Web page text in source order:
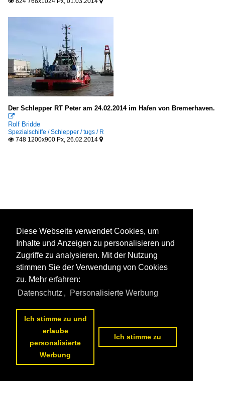
Der Schlepper RT Peter am 24.02.2014 im Hafen von Bremerhaven.

Rolf Bridde
Spezialschiffe / Schlepper / tugs / R
 748 1200x900 Px, 26.02.2014 
Diese Webseite verwendet Cookies, um
Inhalte und Anzeigen zu personalisieren und
Zugriffe zu analysieren. Mit der Nutzung
stimmen Sie der Verwendung von Cookies
zu. Mehr erfahren:
Datenschutz , Personalisierte Werbung
Ich stimme zu und
erlaube
personalisierte
Werbung
Ich stimme zu